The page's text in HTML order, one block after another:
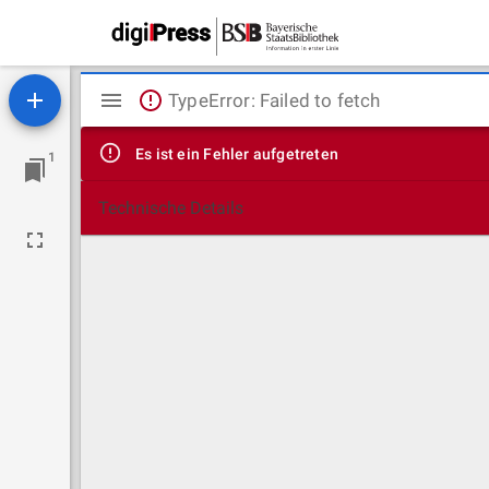
1
Mirador
Viewer
TypeError: Failed to fetch
Es ist ein Fehler aufgetreten
Technische Details